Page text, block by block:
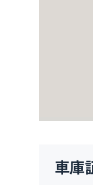
車庫